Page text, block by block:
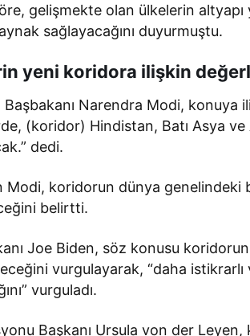
gelişmekte olan ülkelerin altyapı
sağlayacağını duyurmuştu.
yeni koridora ilişkin
Narendra Modi, konuya
(koridor) Hindistan, Batı Asya
dedi.
Modi, koridorun dünya genelindeki
belirtti.
Joe Biden, söz konusu
vurgulayarak, “daha
vurguladı.
Başkanı Ursula von der